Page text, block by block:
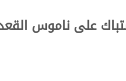
على ناموس